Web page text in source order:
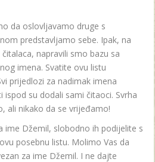
da oslovljavamo druge s
predstavljamo sebe. Ipak, na
napravili smo bazu sa
imena. Svatite ovu listu
prijedlozi za nadimak imena
ispod su dodali sami čitaoci. Svrha
ali nikako da se vrijeđamo!
ime Džemil, slobodno ih podijelite s
posebnu listu. Molimo Vas da
za ime Džemil. I ne dajte